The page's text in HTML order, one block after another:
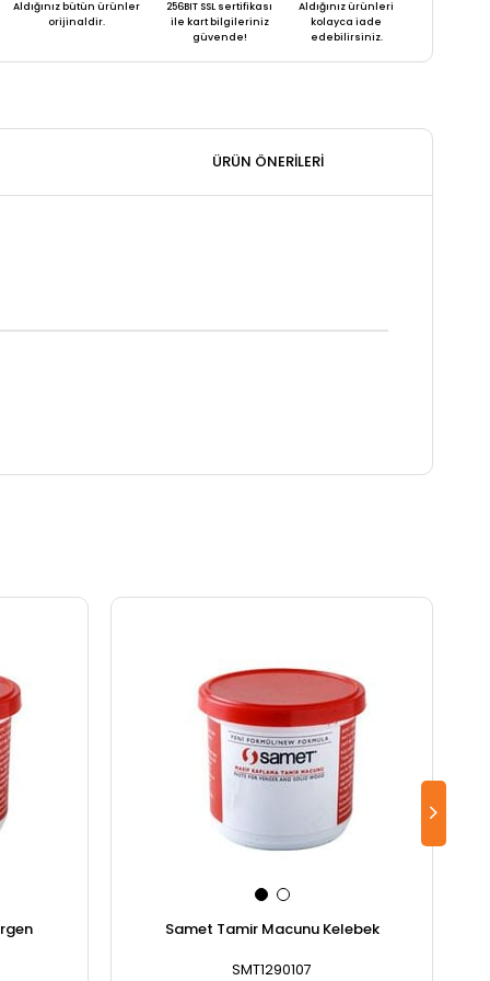
Aldığınız bütün ürünler
orijinaldir.
256BIT SSL sertifikası
ile kart bilgileriniz
güvende!
Aldığınız ürünleri
kolayca iade
edebilirsiniz.
ÜRÜN ÖNERILERI
Samet Tamir Macunu Kelebek
SMT1290107